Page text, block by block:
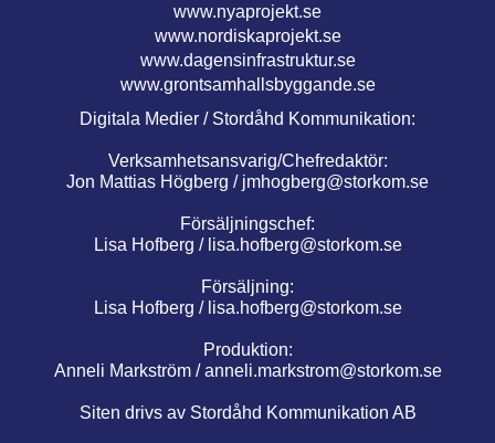
www.nyaprojekt.se
www.nordiskaprojekt.se
www.dagensinfrastruktur.se
www.grontsamhallsbyggande.se
Digitala Medier / Stordåhd Kommunikation:
Verksamhetsansvarig/Chefredaktör:
Jon Mattias Högberg / jmhogberg@storkom.se
Försäljningschef:
Lisa Hofberg / lisa.hofberg@storkom.se
Försäljning:
Lisa Hofberg / lisa.hofberg@storkom.se
Produktion:
Anneli Markström /anneli.markstrom@storkom.se
Siten drivs av Stordåhd Kommunikation AB